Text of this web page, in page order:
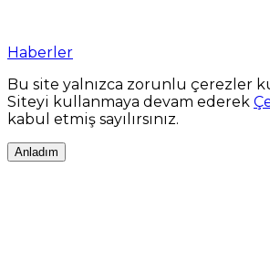
Haberler
Bu site yalnızca zorunlu çerezler
Siteyi kullanmaya devam ederek
kabul etmiş sayılırsınız.
Anladım